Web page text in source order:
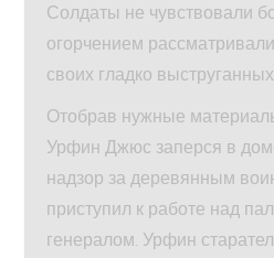
Солдаты не чувствовали
огорчением
своих гладко
Отобрав нужные
Урфин Джюс заперся в
надзор за деревянным
приступил к работе над
генералом. Урфин